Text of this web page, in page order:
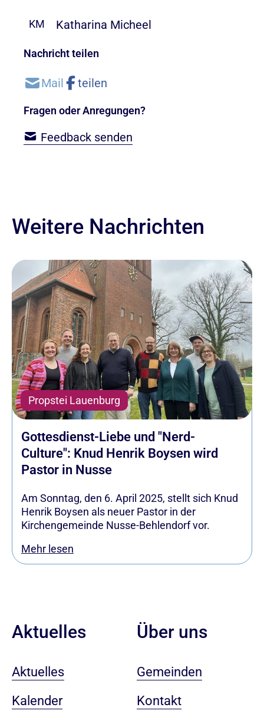
KM Katharina Micheel
Fragen oder Anregungen?
Feedback senden
Nachricht teilen
Weitere Nachrichten
Propstei Lauenburg
Gottesdienst-Liebe und "Nerd-
Culture": Knud Henrik Boysen wird
Pastor in Nusse
Am Sonntag, den 6. April 2025, stellt sich Knud
Henrik Boysen als neuer Pastor in der
Kirchengemeinde Nusse-Behlendorf vor.
Mehr lesen
Aktuelles
Aktuelles
Kalender
Über uns
Gemeinden
Kontakt